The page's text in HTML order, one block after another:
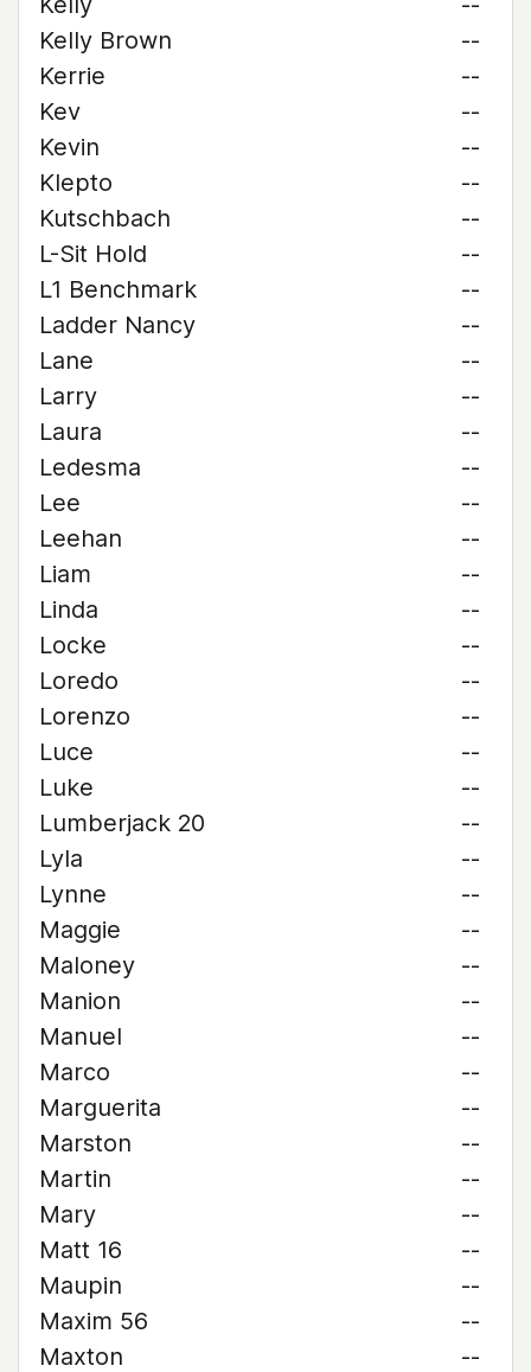
Kelly Brown
--
Kerrie
--
Kev
--
Kevin
--
Klepto
--
Kutschbach
--
L-Sit Hold
--
L1 Benchmark
--
Ladder Nancy
--
Lane
--
Larry
--
Laura
--
Ledesma
--
Lee
--
Leehan
--
Liam
--
Linda
--
Locke
--
Loredo
--
Lorenzo
--
Luce
--
Luke
--
Lumberjack 20
--
Lyla
--
Lynne
--
Maggie
--
Maloney
--
Manion
--
Manuel
--
Marco
--
Marguerita
--
Marston
--
Martin
--
Mary
--
Matt 16
--
Maupin
--
Maxim 56
--
Maxton
--